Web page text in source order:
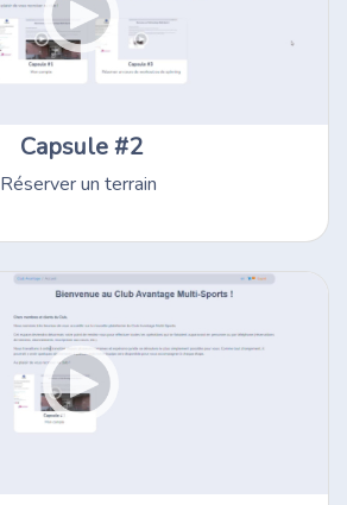
Capsule #2
Réserver un terrain